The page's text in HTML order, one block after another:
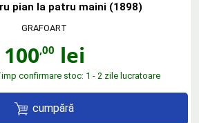
pian la patru maini (1898)
GRAFOART
100,00 lei
confirmare stoc: 1 - 2 zile lucratoare
cumpără